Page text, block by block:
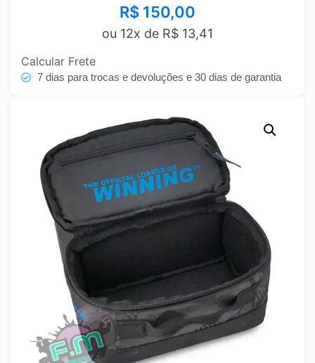
R$ 150,00
ou 12x de R$ 13,41
Calcular Frete
7 dias para trocas e devoluções e 30 dias de garantia